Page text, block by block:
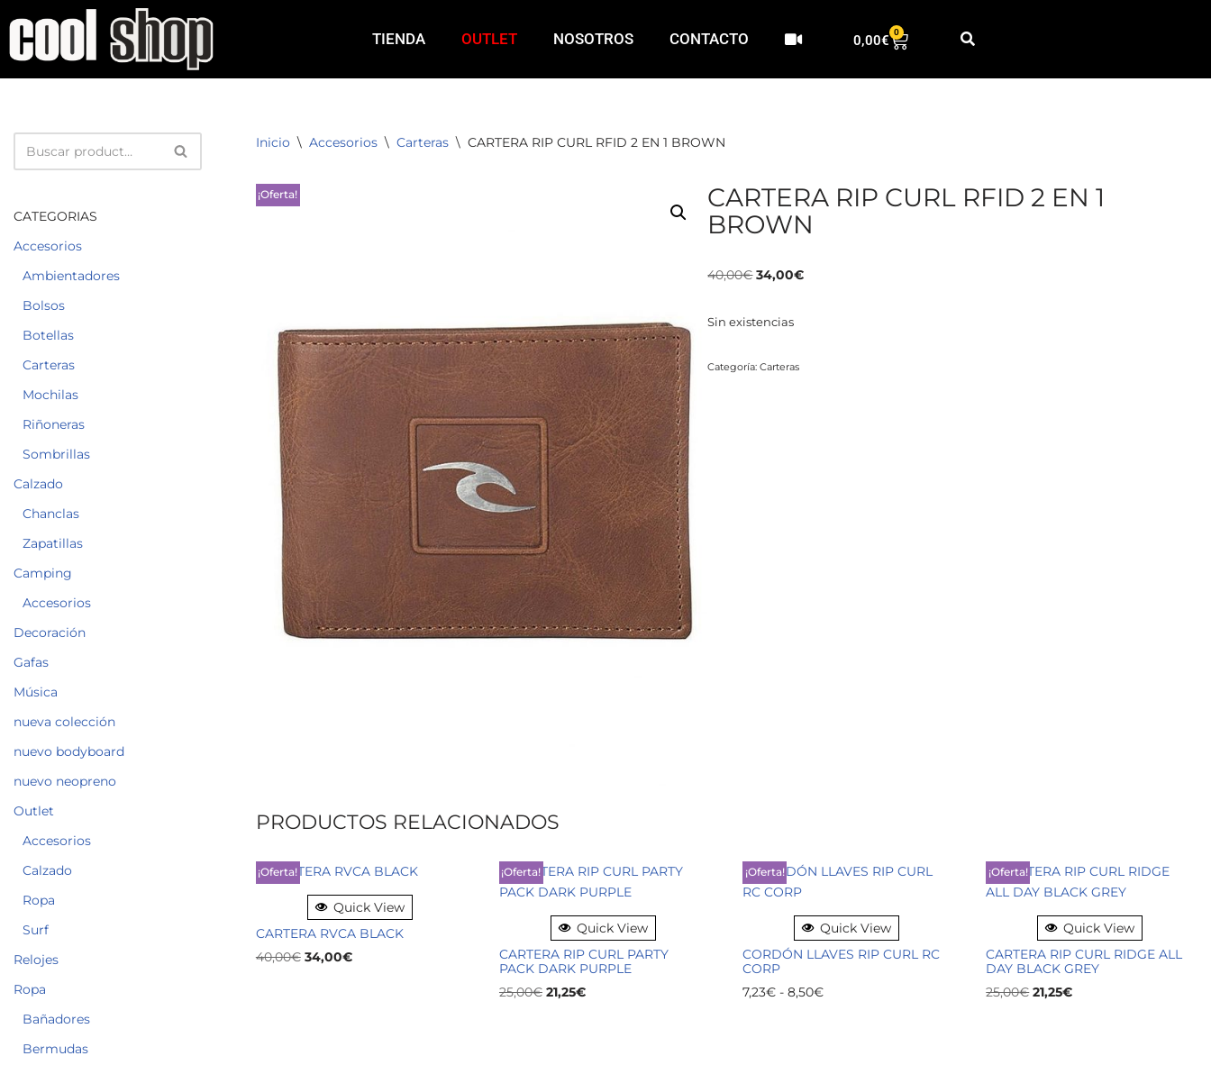
Saltar
TIENDA OUTLET NOSOTROS CONTACTO 0,00€
0
CATEGORIAS
Accesorios
Ambientadores
Bolsos
Botellas
Carteras
Mochilas
Riñoneras
Sombrillas
Calzado
Chanclas
Zapatillas
Camping
Accesorios
Decoración
Gafas
Música
nueva colección
nuevo bodyboard
nuevo neopreno
Outlet
Accesorios
Calzado
Ropa
Surf
Relojes
Ropa
Bañadores
Bermudas
Inicio \ Accesorios \ Carteras \ CARTERA RIP CURL RFID 2 EN 1 BROWN
¡Oferta!
CARTERA RIP CURL RFID 2 EN 1
BROWN
40,00€ 34,00€
Sin existencias
Categoría:Carteras
PRODUCTOS RELACIONADOS
¡Oferta!
Quick View
CARTERA RVCA BLACK
40,00€ 34,00€
¡Oferta!
Quick View
CARTERA RIP CURL PARTY
PACK DARK PURPLE
25,00€ 21,25€
¡Oferta!
Quick View
CORDÓN LLAVES RIP CURL RC
CORP
7,23€ - 8,50€
¡Oferta!
Quick View
CARTERA RIP CURL RIDGE ALL
DAY BLACK GREY
25,00€ 21,25€